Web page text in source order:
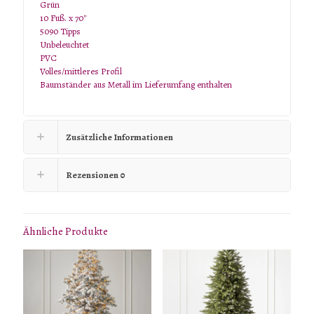
Grün
10 Fuß. x 70″
5090 Tipps
Unbeleuchtet
PVC
Volles/mittleres Profil
Baumständer aus Metall im Lieferumfang enthalten
Zusätzliche Informationen
Rezensionen0
Ähnliche Produkte